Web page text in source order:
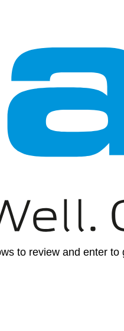
to review and enter